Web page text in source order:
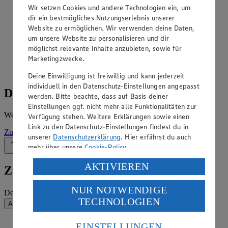
ansehen
Siehe dir die Angebote der Woche deines Marktes im
digitalen Blätterkatalog an.
Prospekt MG_313_EC_Schmidt im Browser
Details zum Markt
Weitere Informationen – alles auf einem Blick.
Zur Marktseite
Zurück nach oben
Zum Newsletter anmelden
Deine E-Mail-Adresse (Pflichtfeld)
Absenden
Wir setzen Cookies und andere Technologien ein, um
dir ein bestmögliches Nutzungserlebnis unserer
Website zu ermöglichen. Wir verwenden deine Daten,
um unsere Website zu personalisieren und dir
möglichst relevante Inhalte anzubieten, sowie für
Marketingzwecke.
Deine Einwilligung ist freiwillig und kann jederzeit
individuell in den Datenschutz-Einstellungen angepasst
werden. Bitte beachte, dass auf Basis deiner
Einstellungen ggf. nicht mehr alle Funktionalitäten zur
Verfügung stehen. Weitere Erklärungen sowie einen
Link zu den Datenschutz-Einstellungen findest du in
unserer Datenschutzerklärung. Hier erfährst du auch
mehr über unsereCookie-Policy.
Verarbeitung deiner personenbezogenen Daten in den
USA durch Facebook und YouTube:
Wenn du auf „Aktivieren“ klickst, willigst du im Sinne
des Art. 49 Abs. 1 Satz 1 lit. a) DSGVO ein, dass deine
Daten in den USA verarbeitet werden. Der EuGH sieht
die USA als Land mit einem nach europäischen
AKTIVIEREN
NUR NOTWENDIGE
TECHNOLOGIEN